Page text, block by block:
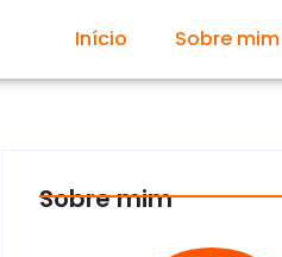
Início Sobre mim
Sobre mim